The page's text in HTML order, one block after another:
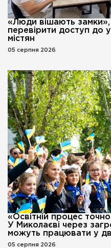
«Люди вішають
перевірити доступ до
містян
05 серпня 2026
«Освітній процес
У Миколаєві через
можуть працювати у
05 серпня 2026